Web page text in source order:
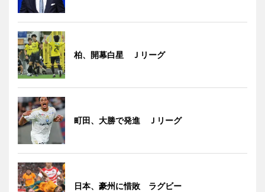
柏、開幕白星 Ｊリーグ
町田、大勝で発進 Ｊリーグ
日本、豪州に惜敗 ラグビー